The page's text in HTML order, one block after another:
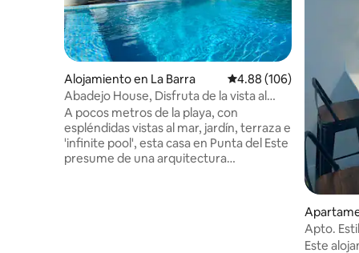
Alojamiento en La Barra Calificación promedio:
4.88 (106)
Abadejo House, Disfruta de la vista al
mar, con piscina
A pocos metros de la playa, con
espléndidas vistas al mar, jardín, terraza e
'infinite pool', esta casa en Punta del Este
presume de una arquitectura
ste
Apto.
Mansa
Este